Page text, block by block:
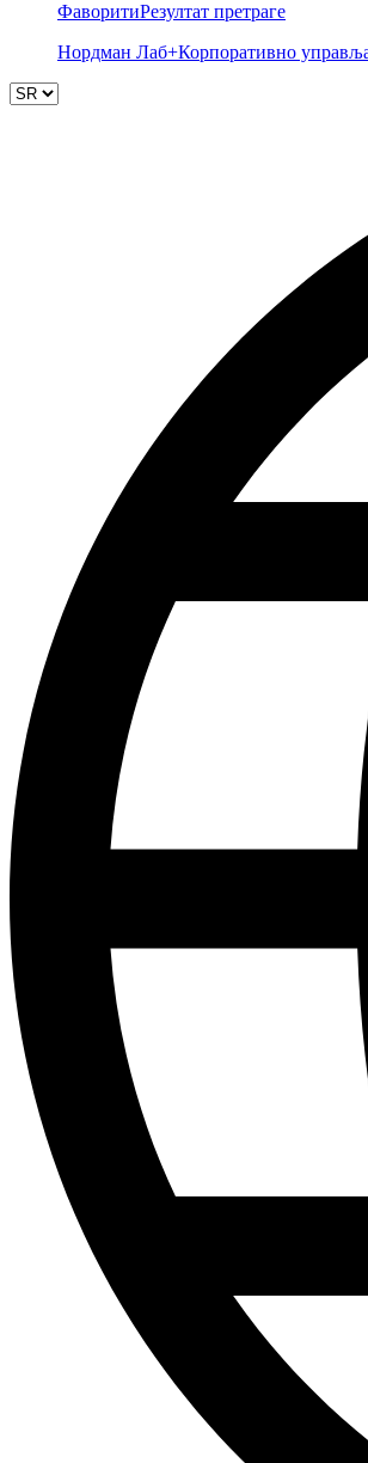
ФаворитиРезултат претраге
Нордман Лаб+Корпоративно